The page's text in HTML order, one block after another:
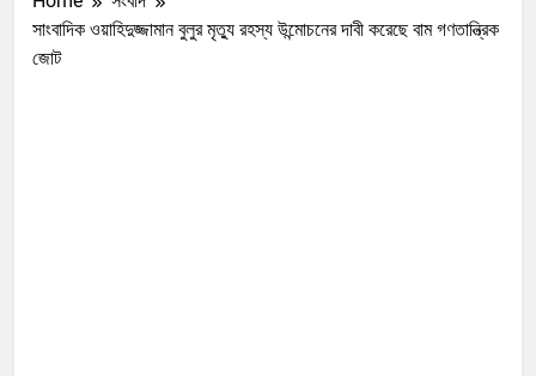
সাংবাদিক ওয়াহিদুজ্জামান বুলুর মৃত্যু রহস্য উন্মোচনের দাবী করেছে বাম গণতান্ত্রিক
জোট